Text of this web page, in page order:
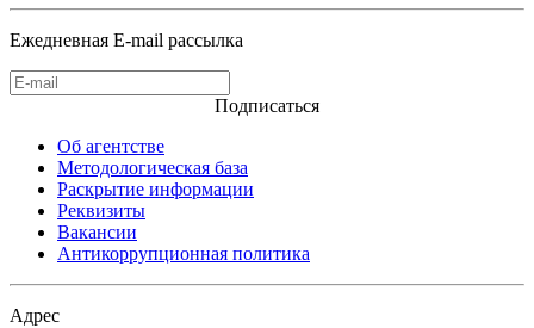
Ежедневная E-mail рассылка
Подписаться
Об агентстве
Методологическая база
Раскрытие информации
Реквизиты
Вакансии
Антикоррупционная политика
Адрес